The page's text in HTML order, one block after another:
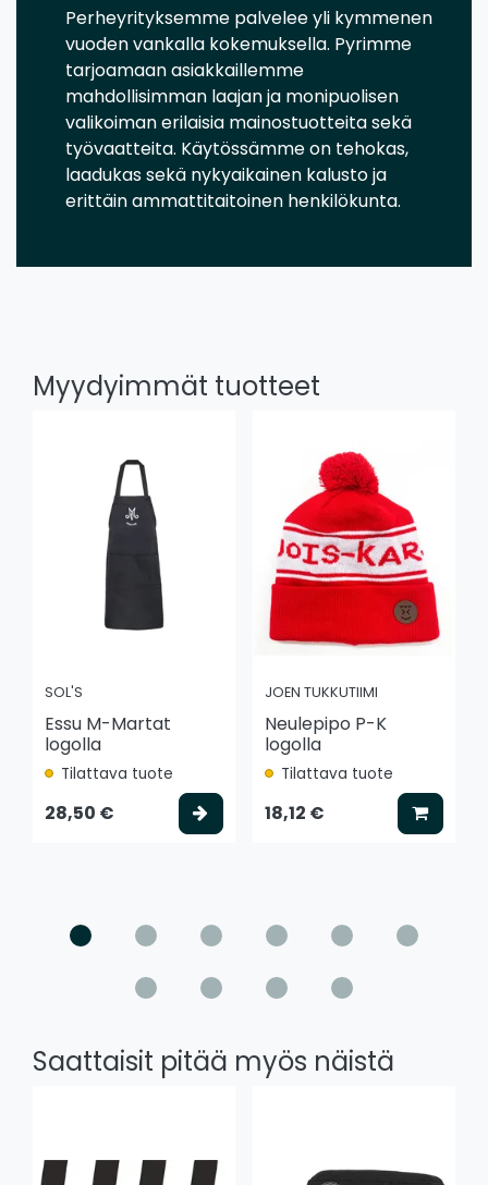
Perheyrityksemme palvelee yli kymmenen
vuoden vankalla kokemuksella. Pyrimme
tarjoamaan asiakkaillemme
mahdollisimman laajan ja monipuolisen
valikoiman erilaisia mainostuotteita sekä
työvaatteita. Käytössämme on tehokas,
laadukas sekä nykyaikainen kalusto ja
erittäin ammattitaitoinen henkilökunta.
Myydyimmät tuotteet
SOL'S
Essu M-Martat
logolla
Tilattava tuote
28,50 € Valitse vaihtoehto
JOEN TUKKUTIIMI
Neulepipo P-K
logolla
Tilattava tuote
18,12 € Lisää
Saattaisit pitää myös näistä